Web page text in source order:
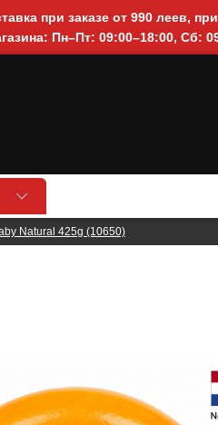
при заказе от 990 леев,
Пн–Пт: 09:00–18:00, Сб:
Natural 425g (10650)